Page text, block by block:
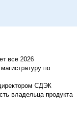
все 2026
по
СДЭК
владельца продукта